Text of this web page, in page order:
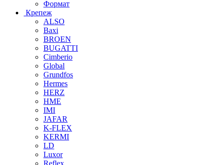
Формат
Крепеж
ALSO
Baxi
BROEN
BUGATTI
Cimberio
Global
Grundfos
Hermes
HERZ
HME
IMI
JAFAR
K-FLEX
KERMI
LD
Luxor
Reflex